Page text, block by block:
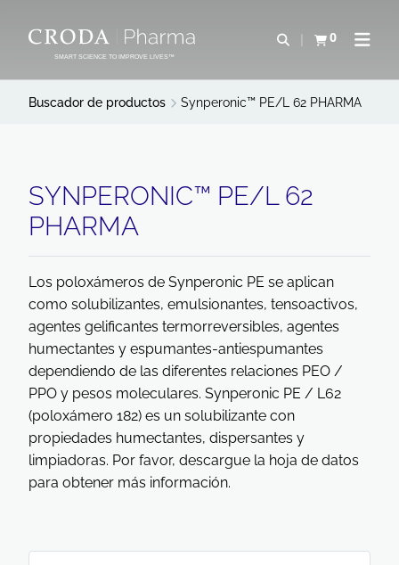
CONTENIDOSMART SCIENCE TO IMPROVE LIVES™
Abrir0
Ver carritoAbrir
Buscador de productos Synperonic™ PE/L 62 PHARMA
SYNPERONIC™ PE/L 62
PHARMA
Los poloxámeros de Synperonic PE se aplican
como solubilizantes, emulsionantes, tensoactivos,
agentes gelificantes termorreversibles, agentes
humectantes y espumantes-antiespumantes
dependiendo de las diferentes relaciones PEO /
PPO y pesos moleculares. Synperonic PE / L62
(poloxámero 182) es un solubilizante con
propiedades humectantes, dispersantes y
limpiadoras. Por favor, descargue la hoja de datos
para obtener más información.